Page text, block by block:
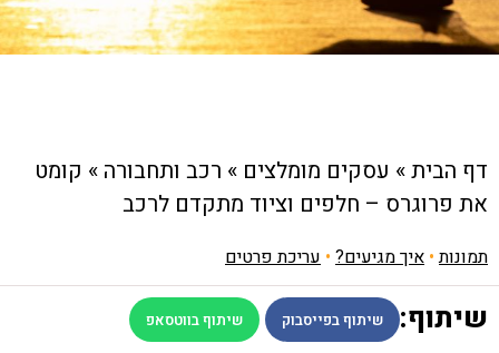
דף הבית» עסקים מומלצים » רכב ותחבורה » קומט
את פרוגרס – חלפים וציוד מתקדם לרכב
תמונות• איך מגיעים? • עריכת פרטים
שיתוף: שיתוף בפייסבוק שיתוף בווטסאפ